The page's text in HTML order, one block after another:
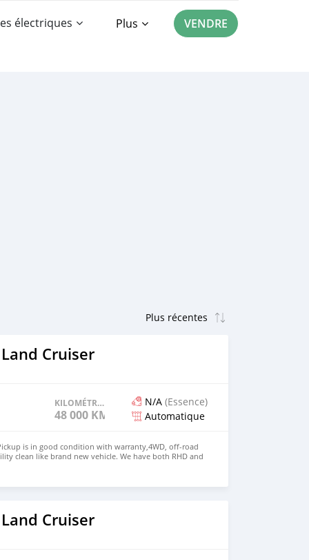
électriques Plus VENDRE
Cruiser
KILOMÉTRAGE
48 000 KM
N/A (Essence)
Automatique
is in good condition with warranty,4WD, off-road
clean like brand new vehicle. We have both RHD and
NUMBER:+447424958730 CONTACT EMAIL:
Cruiser